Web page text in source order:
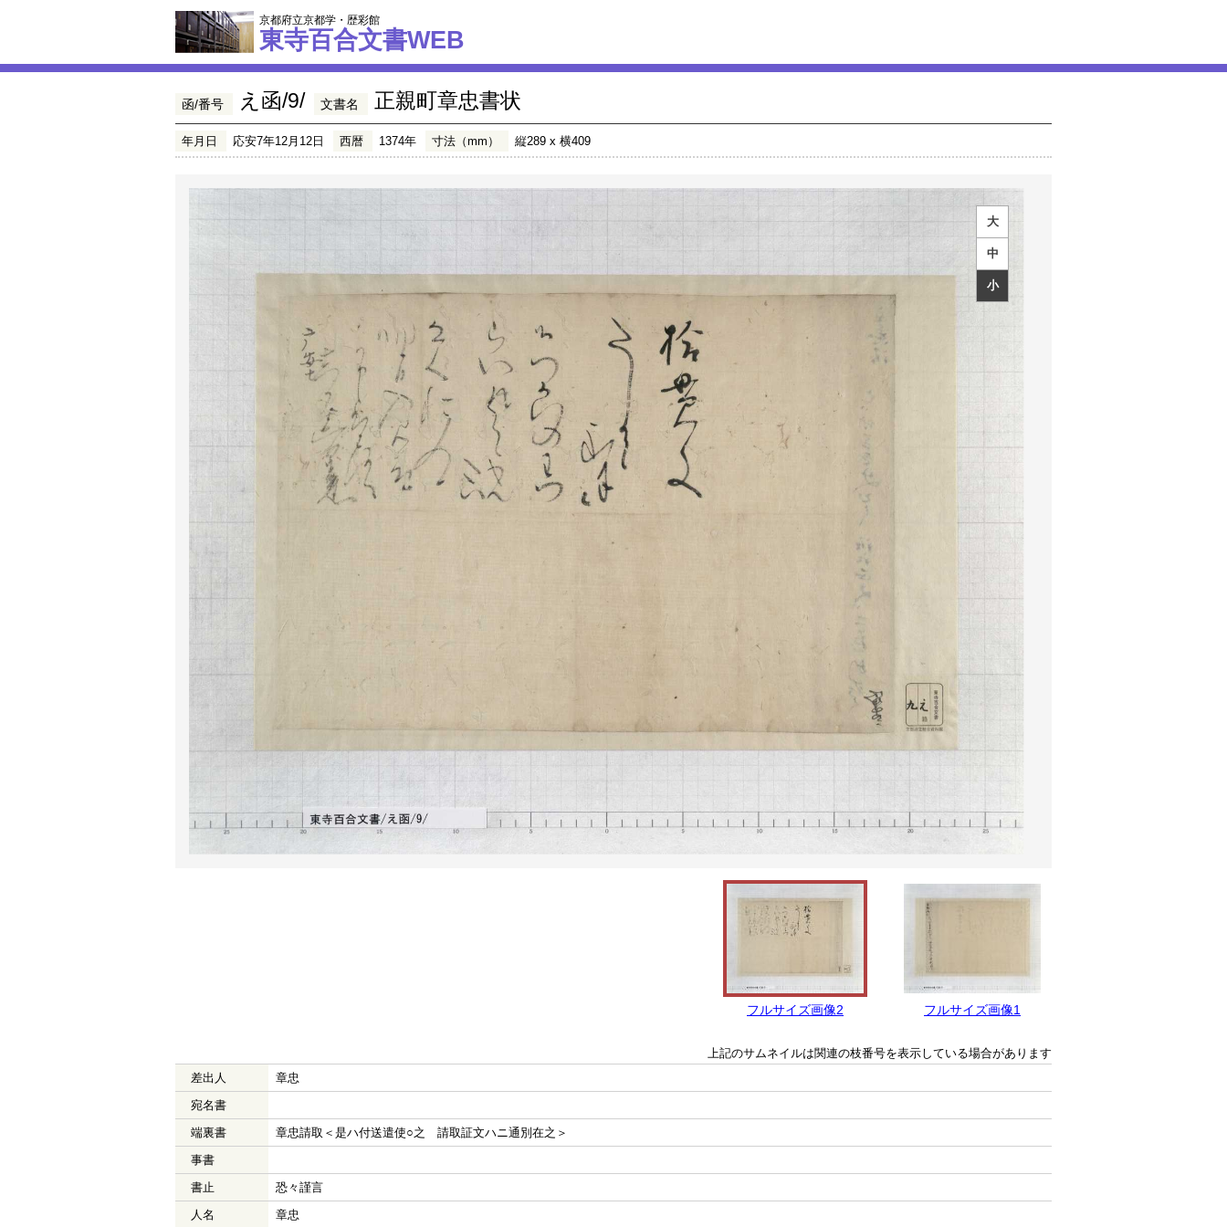
京都府立京都学・歴彩館
東寺百合文書WEB
函/番号 え函/9/ 文書名 正親町章忠書状
年月日 応安7年12月12日 西暦 1374年 寸法（mm） 縦289 x 横409
大
中
小
フルサイズ画像2 フルサイズ画像1
上記のサムネイルは関連の枝番号を表示している場合があります
差出人
章忠
宛名書
端裏書
章忠請取＜是ハ付送遣使○之 請取証文ハニ通別在之＞
事書
書止
恐々謹言
人名
章忠